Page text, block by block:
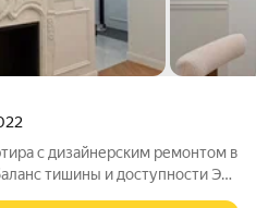
с дизайнерским ремонтом в